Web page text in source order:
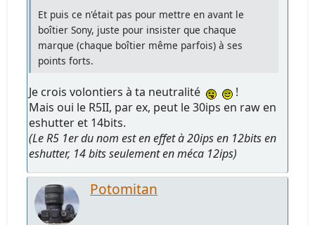
Et puis ce n'était pas pour mettre en avant le
boîtier Sony, juste pour insister que chaque
marque (chaque boîtier même parfois) à ses
points forts.
Je crois volontiers à ta neutralité
!
Mais oui le R5II, par ex, peut le 30ips en raw en
eshutter et 14bits.
(Le R5 1er du nom est en effet à 20ips en 12bits en
eshutter, 14 bits seulement en méca 12ips)
Potomitan